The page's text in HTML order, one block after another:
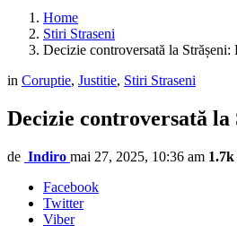
Home
Stiri Straseni
Decizie controversată la
in Coruptie, Justitie, Stiri Straseni
Decizie controversată
de Indiro mai 27, 2025, 10:36 am 1.7k
Facebook
Twitter
Viber